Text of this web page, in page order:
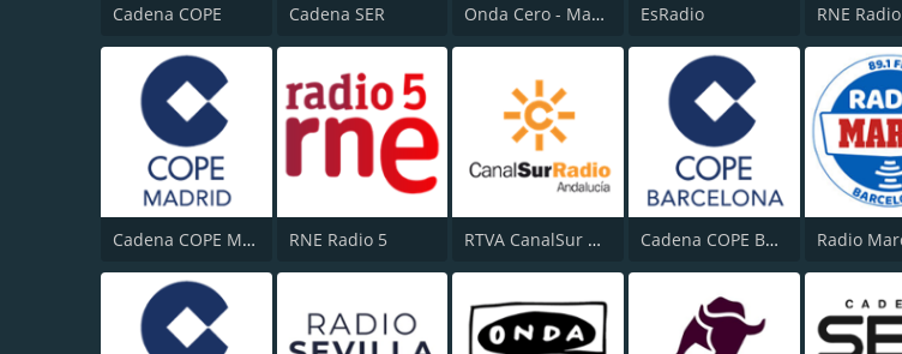
Cadena COPE Cadena SER Onda Cero - Madrid EsRadio
Cadena COPE Madrid RNE Radio 5 RTVA CanalSur Radio Cadena COPE Barcelona